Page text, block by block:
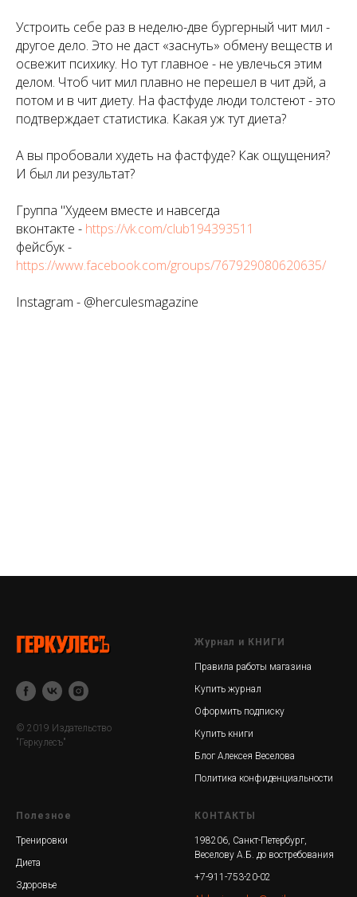
Устроить себе раз в неделю-две бургерный чит мил -
другое дело. Это не даст «заснуть» обмену веществ и
освежит психику. Но тут главное - не увлечься этим
делом. Чтоб чит мил плавно не перешел в чит дэй, а
потом и в чит диету. На фастфуде люди толстеют - это
подтверждает статистика. Какая уж тут диета?
А вы пробовали худеть на фастфуде? Как ощущения?
И был ли результат?
Группа "Худеем вместе и навсегда
вконтакте - https://vk.com/club194393511
фейсбук -
https://www.facebook.com/groups/767929080620635/
Instagram - @herculesmagazine
© 2019 Издательство
"Геркулесъ"
Журнал и КНИГИ
Правила работы магазина
Купить журнал
Оформить подписку
Купить книги
Блог Алексея Веселова
Политика конфиденциальности
Полезное
Тренировки
Диета
Здоровье
КОНТАКТЫ
198206, Санкт-Петербург,
Веселову А.Б. до востребования
+7-911-753-20-02